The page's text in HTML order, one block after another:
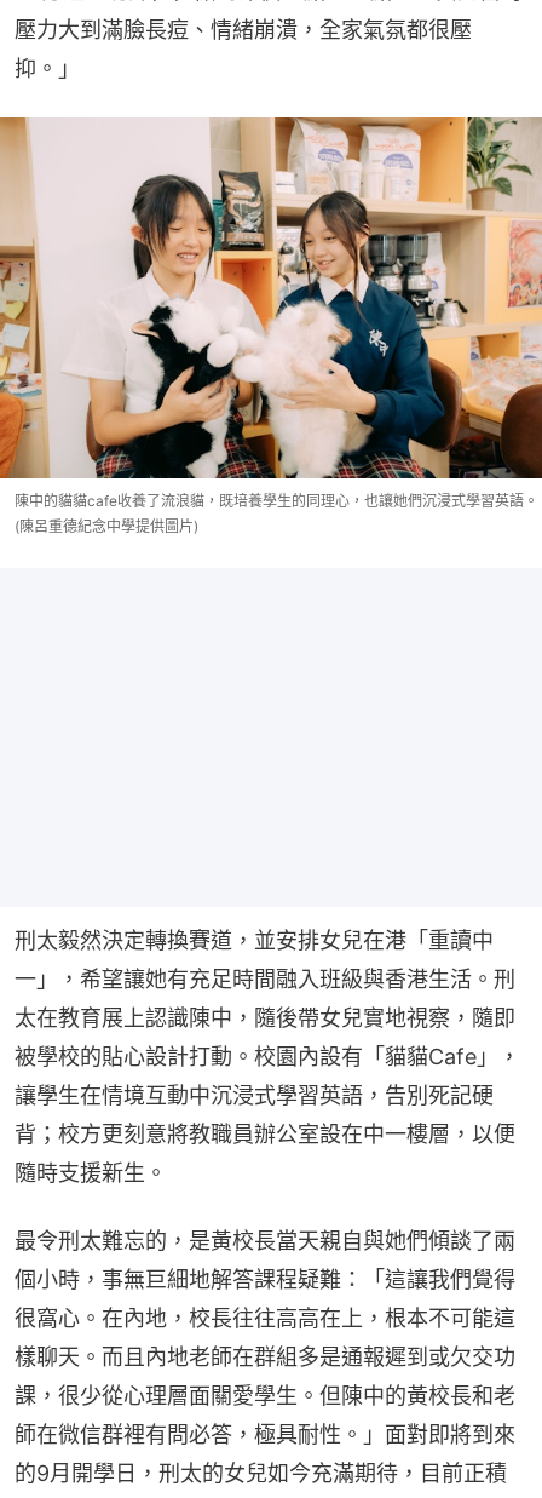
壓力大到滿臉長痘、情緒崩潰，全家氣氛都很壓
抑。」
陳中的貓貓cafe收養了流浪貓，既培養學生的同理心，也讓她們沉浸式學習英語。
(陳呂重德紀念中學提供圖片)
刑太毅然決定轉換賽道，並安排女兒在港「重讀中
一」，希望讓她有充足時間融入班級與香港生活。刑
太在教育展上認識陳中，隨後帶女兒實地視察，隨即
被學校的貼心設計打動。校園內設有「貓貓Cafe」，
讓學生在情境互動中沉浸式學習英語，告別死記硬
背；校方更刻意將教職員辦公室設在中一樓層，以便
隨時支援新生。
最令刑太難忘的，是黃校長當天親自與她們傾談了兩
個小時，事無巨細地解答課程疑難：「這讓我們覺得
很窩心。在內地，校長往往高高在上，根本不可能這
樣聊天。而且內地老師在群組多是通報遲到或欠交功
課，很少從心理層面關愛學生。但陳中的黃校長和老
師在微信群裡有問必答，極具耐性。」面對即將到來
的9月開學日，刑太的女兒如今充滿期待，目前正積